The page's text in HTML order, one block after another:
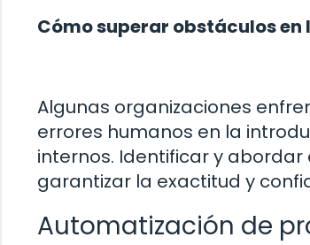
Cómo superar obstáculos en
Algunas organizaciones
errores humanos en la
internos. Identificar y
garantizar la exactitud y
Automatización de